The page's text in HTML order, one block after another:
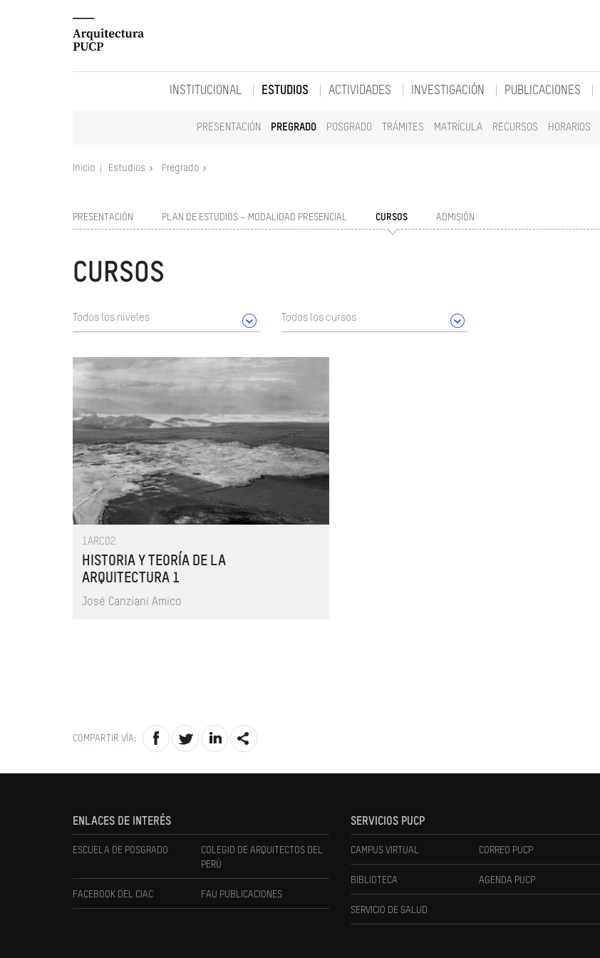
INSTITUCIONAL ESTUDIOS
PRESENTACIÓN PREGRADO POSGRADO TRÁMITES MATRÍCULA RECURSOS HORARIOS
ACTIVIDADES INVESTIGACIÓN PUBLICACIONES
Inicio Estudios Pregrado
PRESENTACIÓN PLAN DE ESTUDIOS – MODALIDAD PRESENCIAL CURSOS ADMISIÓN
CURSOS
Todos los niveles Todos los cursos
1ARC02
HISTORIA Y TEORÍA DE LA
ARQUITECTURA 1
José Canziani Amico
COMPARTIR VÍA:
ENLACES DE INTERÉS
ESCUELA DE POSGRADO
COLEGIO DE ARQUITECTOS DEL
PERÚ
FACEBOOK DEL CIAC FAU PUBLICACIONES
SERVICIOS PUCP
CAMPUS VIRTUAL CORREO PUCP
BIBLIOTECA AGENDA PUCP
SERVICIO DE SALUD